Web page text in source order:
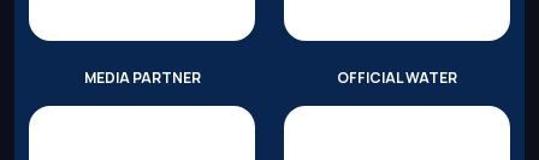
MEDIA PARTNER OFFICIAL WATER